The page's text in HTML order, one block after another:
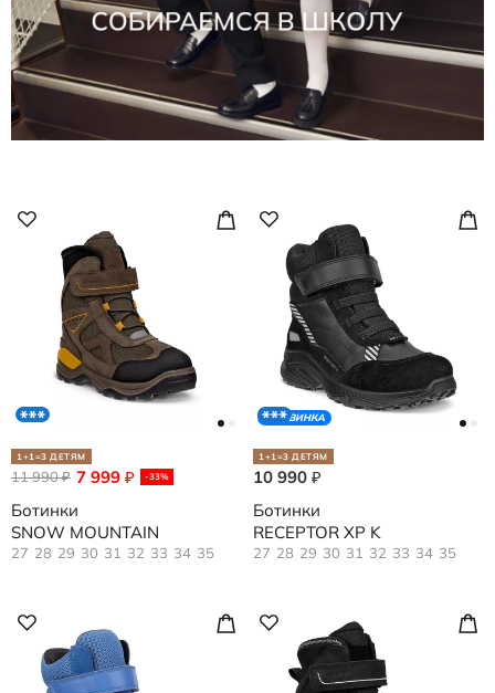
1+1=3 ДЕТЯМ
7 999 ₽ -33%
11 990₽
Ботинки
SNOW MOUNTAIN
27 28 29 30 31 32 33 34 35
НОВИНКА
1+1=3 ДЕТЯМ
10 990 ₽
Ботинки
RECEPTOR XP K
27 28 29 30 31 32 33 34 35